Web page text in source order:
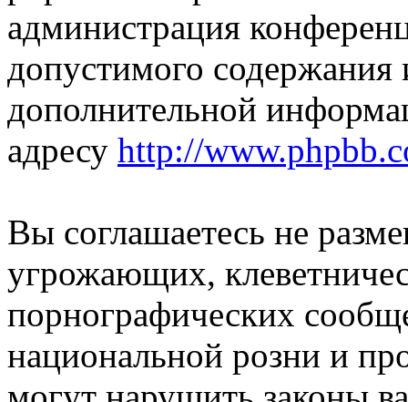
администрация
допустимого
дополнительной
адресу http://
Вы соглашаетесь не
угрожающих,
порнографических
национальной розни и